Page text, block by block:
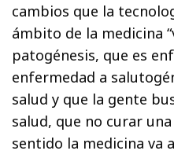
cambios que la
ámbito de la medicina
patogénesis, que es
enfermedad a
salud y que la gente
salud, que no curar
sentido la medicina va